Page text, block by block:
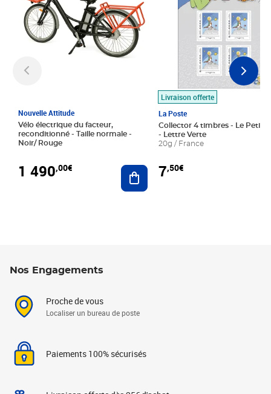
Nouvelle Attitude
Vélo électrique du facteur,
reconditionné - Taille normale -
Noir/ Rouge
1 490,00€ Ajouter au panier
Livraison offerte
La Poste
Collector 4 timbres - Le Petit
- Lettre Verte
20g / France
7,50€
Nos Engagements
Proche de vous
Localiser un bureau de poste
Paiements 100% sécurisés